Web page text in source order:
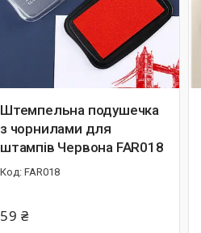
Штемпельна подушечка
з чорнилами для
штампів Червона FAR018
FAR018
59 ₴